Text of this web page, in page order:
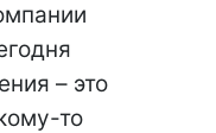
– это
то